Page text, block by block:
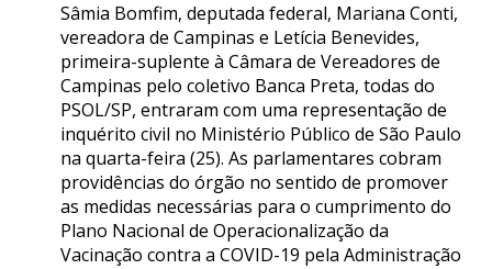
Sâmia Bomfim, deputada federal, Mariana Conti,
vereadora de Campinas e Letícia Benevides,
primeira-suplente à Câmara de Vereadores de
Campinas pelo coletivo Banca Preta, todas do
PSOL/SP, entraram com uma representação de
inquérito civil no Ministério Público de São Paulo
na quarta-feira (25). As parlamentares cobram
providências do órgão no sentido de promover
as medidas necessárias para o cumprimento do
Plano Nacional de Operacionalização da
Vacinação contra a COVID-19 pela Administração